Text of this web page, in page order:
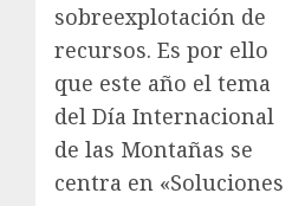
sobreexplotación de
recursos. Es por ello
que este año el tema
del Día Internacional
de las Montañas se
centra en «Soluciones